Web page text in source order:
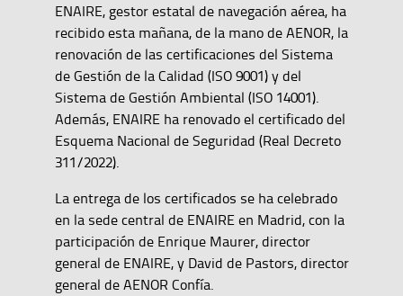
ENAIRE, gestor estatal de navegación aérea, ha
recibido esta mañana, de la mano de AENOR, la
renovación de las certificaciones del Sistema
de Gestión de la Calidad (ISO 9001) y del
Sistema de Gestión Ambiental (ISO 14001).
Además, ENAIRE ha renovado el certificado del
Esquema Nacional de Seguridad (Real Decreto
311/2022).
La entrega de los certificados se ha celebrado
en la sede central de ENAIRE en Madrid, con la
participación de Enrique Maurer, director
general de ENAIRE, y David de Pastors, director
general de AENOR Confía.